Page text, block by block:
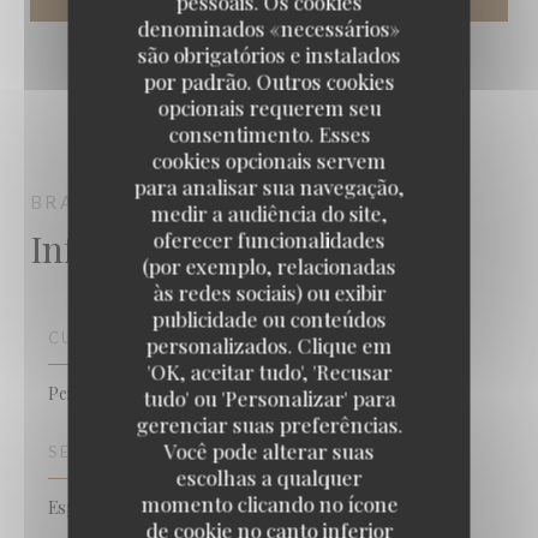
denominados «necessários»
são obrigatórios e instalados
por padrão. Outros cookies
opcionais requerem seu
consentimento. Esses
cookies opcionais servem
para analisar sua navegação,
medir a audiência do site,
oferecer funcionalidades
(por exemplo, relacionadas
às redes sociais) ou exibir
publicidade ou conteúdos
personalizados. Clique em
'OK, aceitar tudo', 'Recusar
tudo' ou 'Personalizar' para
gerenciar suas preferências.
Você pode alterar suas
escolhas a qualquer
momento clicando no ícone
de cookie no canto inferior
BRASSERIE VAUDEVILLE PARIS
Informações gerais
CULINÁRIA
Peixe e frutos do mar
SERVIÇOS
Esplanada